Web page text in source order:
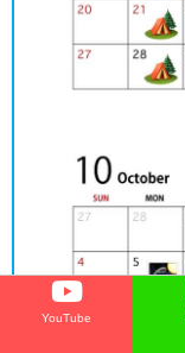
YouTube